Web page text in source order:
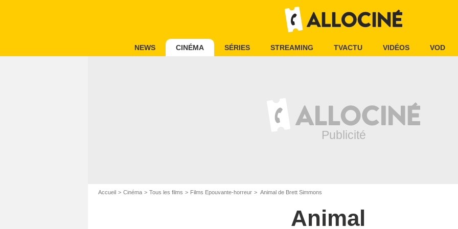
NEWS CINÉMA SÉRIES STREAMING TVACTU VIDÉOS VOD
Accueil Cinéma Tous les films Films Epouvante-horreur Animal de Brett Simmons
Animal